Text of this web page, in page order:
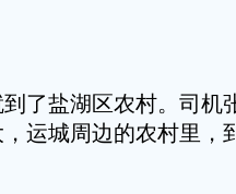
盐湖区农村。司机
运城周边的农村里，